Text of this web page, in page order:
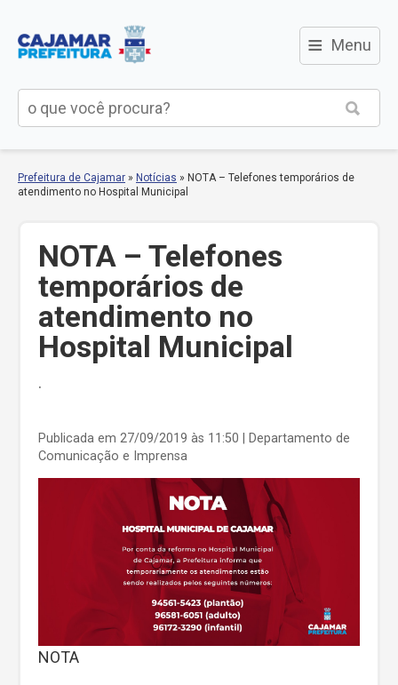
≡ Menu
Prefeitura de Cajamar » Notícias » NOTA – Telefones temporários de
atendimento no Hospital Municipal
NOTA – Telefones
temporários de
atendimento no
Hospital Municipal
.
Publicada em 27/09/2019 às 11:50
| Departamento de
Comunicação e Imprensa
NOTA